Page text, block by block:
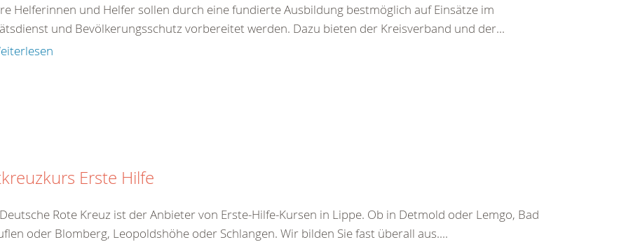
Helferinnen und Helfer sollen durch eine fundierte Ausbildung bestmöglich auf Einsätze im
und Bevölkerungsschutz vorbereitet werden. Dazu bieten der Kreisverband und der...
Erste Hilfe
Rote Kreuz ist der Anbieter von Erste-Hilfe-Kursen in Lippe. Ob in Detmold oder Lemgo, Bad
oder Blomberg, Leopoldshöhe oder Schlangen. Wir bilden Sie fast überall aus....